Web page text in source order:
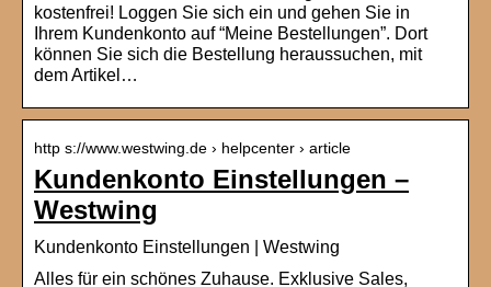
kostenfrei! Loggen Sie sich ein und gehen Sie in
Ihrem Kundenkonto auf “Meine Bestellungen”. Dort
können Sie sich die Bestellung heraussuchen, mit
dem Artikel…
http s://www.westwing.de › helpcenter › article
Kundenkonto Einstellungen –
Westwing
Kundenkonto Einstellungen | Westwing
Alles für ein schönes Zuhause. Exklusive Sales,